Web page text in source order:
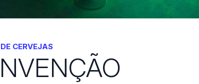
CERVEJAS